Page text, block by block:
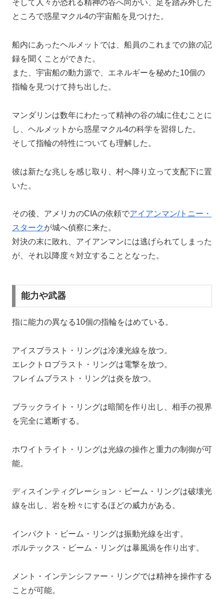
そして人々が恐れる精神の谷へ向かい、足を踏み外した
ところで惑星マクル4の宇宙船を見つけた。
船内にあったヘルメットでは、船員のこれまでの旅の記
録を聞くことができた。
また、宇宙船の動力源で、エネルギーを秘めた10個の
指輪を見つけて持ち出した。
マンダリンは数年にわたって精神の谷の城に住むことに
し、ヘルメットから惑星マクル4の科学を習得した。
そして指輪の特性についても理解した。
彼は新たな兆しを感じ取り、村へ降り立って支配下に置
いた。
その後、アメリカのCIAの依頼でアイアンマン/トニー・
スタークが城へ偵察に来た。
対決の末に敗れ、アイアンマンには逃げられてしまった
が、それ以降度々対立することとなった。
能力や武器
指に能力の異なる10個の指輪をはめている。
アイスブラスト・リングは冷凍光線を放つ。
エレクトロブラスト・リングは電撃を放つ。
フレイムブラスト・リングは炎を放つ。
ブラックライト・リングは暗闇を作り出し、相手の視界
を完全に遮断する。
ホワイトライト・リングは光線の操作と重力の制御が可
能。
ディスインティグレーション・ビーム・リングは破壊光
線を出し、岩を粉々にするほどの威力がある。
インパクト・ビーム・リングは振動光線を出す。
ボルテックス・ビーム・リングは暴風渦を作り出す。
メント・インテンシファー・リングでは精神を操作する
ことが可能。